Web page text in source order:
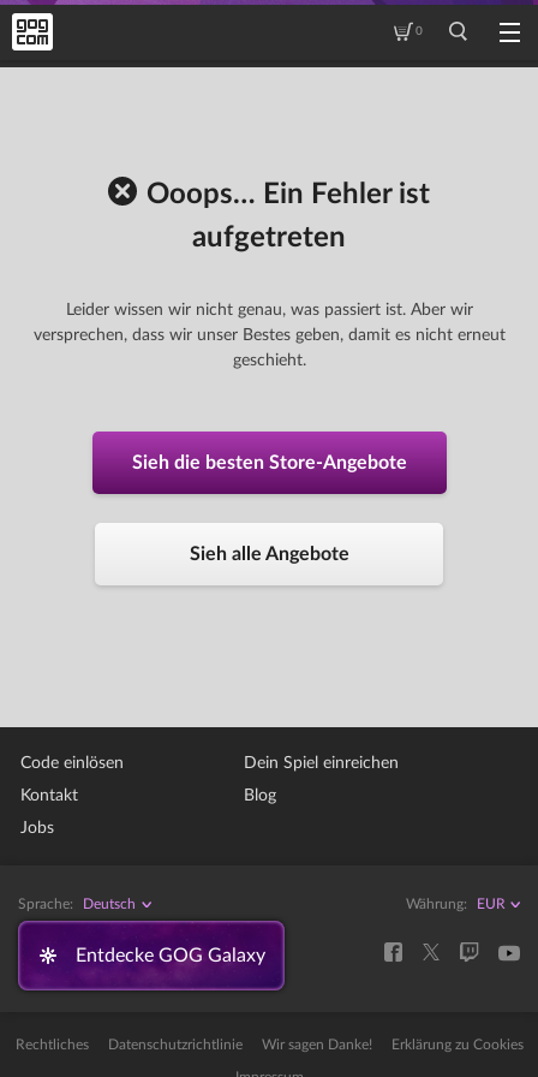
0
Ooops… Ein Fehler ist
aufgetreten
Leider wissen wir nicht genau, was passiert ist. Aber wir
versprechen, dass wir unser Bestes geben, damit es nicht erneut
geschieht.
Sieh die besten Store-Angebote
Sieh alle Angebote
Code einlösen
Kontakt
Jobs
Dein Spiel einreichen
Blog
Sprache: Deutsch Währung:
Entdecke GOG Galaxy
Rechtliches Datenschutzrichtlinie Wir sagen Danke! Erklärung zu Cookies